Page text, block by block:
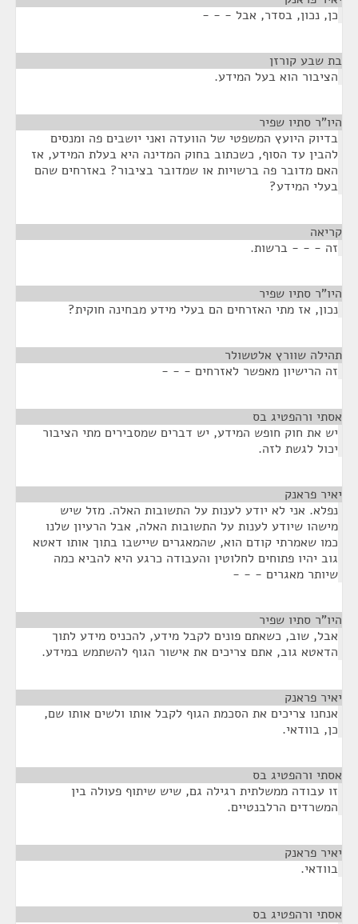
כן, נכון, בסדר, אבל - - -
בת שבע קורזן
הציבור הוא בעל המידע.
היו"ר סתיו שפיר
בדיוק היועץ המשפטי של הוועדה ואני יושבים פה ומנסים
להבין עד הסוף, כשכתוב בחוק המדינה היא בעלת המידע, אז
האם מדובר פה ברשויות או שמדובר בציבור? באזרחים שהם
בעלי המידע?
קריאה
זה - - - ברשות.
היו"ר סתיו שפיר
נכון, אז מתי האזרחים הם בעלי מידע מבחינה חוקית?
תהילה שוורץ אלטשולר
זה הרישיון מאפשר לאזרחים - - -
אסתי ורהפטיג בס
יש את חוק חופש המידע, יש דברים שמסבירים מתי הציבור
יכול לגשת לזה.
יאיר פראנק
נפלא. אני לא יודע לענות על התשובות האלה. מזל שיש
מישהו שיודע לענות על התשובות האלה, אבל הרעיון שלנו
כמו שאמרתי קודם הוא, שהמאגרים שיישבו בתוך אותו דאטא
גוב יהיו פתוחים לחלוטין והעבודה כרגע היא להביא כמה
שיותר מאגרים - - -
היו"ר סתיו שפיר
אבל, שוב, כשאתם פונים לקבל מידע, להכניס מידע לתוך
הדאטא גוב, אתם צריכים את אישור הגוף להשתמש במידע.
יאיר פראנק
אנחנו צריכים את הסכמת הגוף לקבל אותו ולשים אותו שם,
כן, בוודאי.
אסתי ורהפטיג בס
זו עבודה ממשלתית רגילה גם, שיש שיתוף פעולה בין
המשרדים הרלבנטיים.
יאיר פראנק
בוודאי.
אסתי ורהפטיג בס